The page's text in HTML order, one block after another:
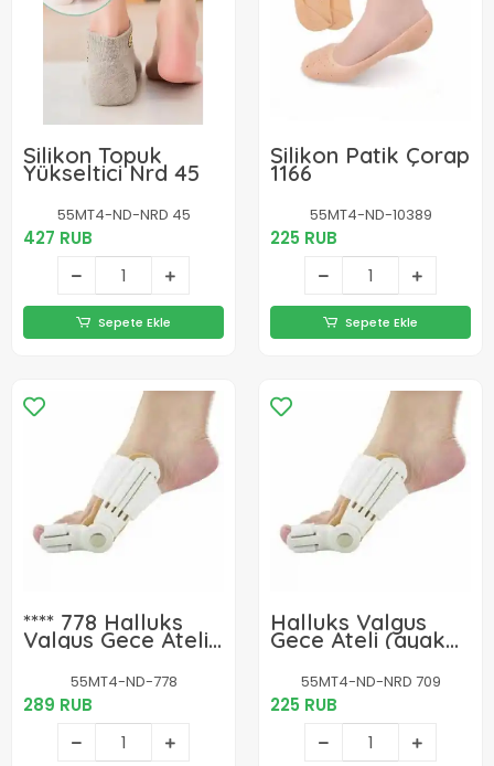
Silikon Topuk
Yükseltici Nrd 45
55MT4-ND-NRD 45
427 RUB
Sepete Ekle
Silikon Patik Çorap
1166
55MT4-ND-10389
225 RUB
Sepete Ekle
**** 778 Halluks
Valgus Gece Ateli
(ayak Başparmak
Düzeltici)
55MT4-ND-778
289 RUB
Halluks Valgus
Gece Ateli (ayak
Başparmak
Düzeltici)
55MT4-ND-NRD 709
225 RUB